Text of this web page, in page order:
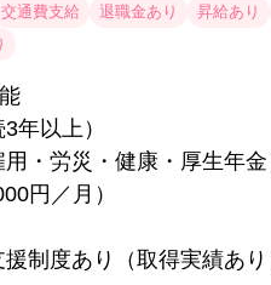
交通費支給 退職金あり 昇給あり
年以上）
・労災・健康・厚生年金
円／月）
制度あり（取得実績あり